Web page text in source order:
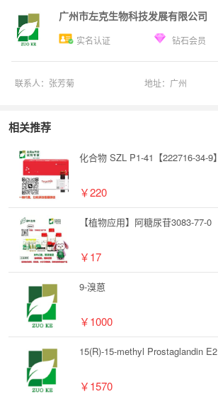
广州市左克生物科技发展有限公司
实名认证 钻石会员
联系人： 张芳菊 地址： 广州
相关推荐
化合物 SZL P1-41【222716-34-9】
￥220
【植物应用】阿糖尿苷3083-77-0
￥17
9-溴蒽
￥1000
15(R)-15-methyl Prostaglandin E2
￥1570